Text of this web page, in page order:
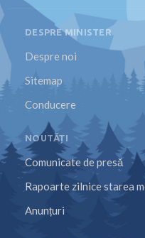
DESPRE MINISTER
Despre noi
Sitemap
Conducere
NOUTĂȚI
Comunicate de presă
Rapoarte zilnice starea
Anunțuri